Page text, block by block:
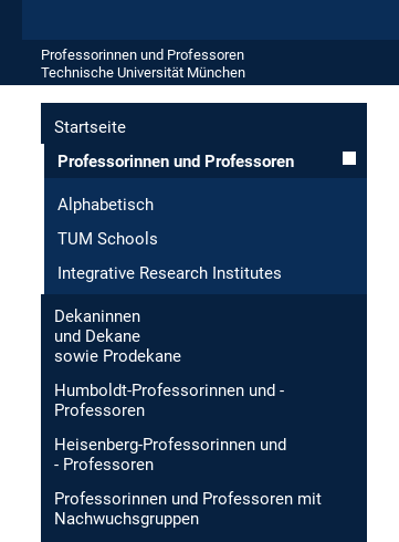
Professorinnen und Professoren
Technische Universität München
Startseite
Professorinnen und Professoren
Alphabetisch
TUM Schools
Integrative Research Institutes
Dekaninnen
und Dekane
sowie Prodekane
Humboldt-Professorinnen und -
Professoren
Heisenberg-Professorinnen und
- Professoren
Professorinnen und Professoren mit
Nachwuchsgruppen